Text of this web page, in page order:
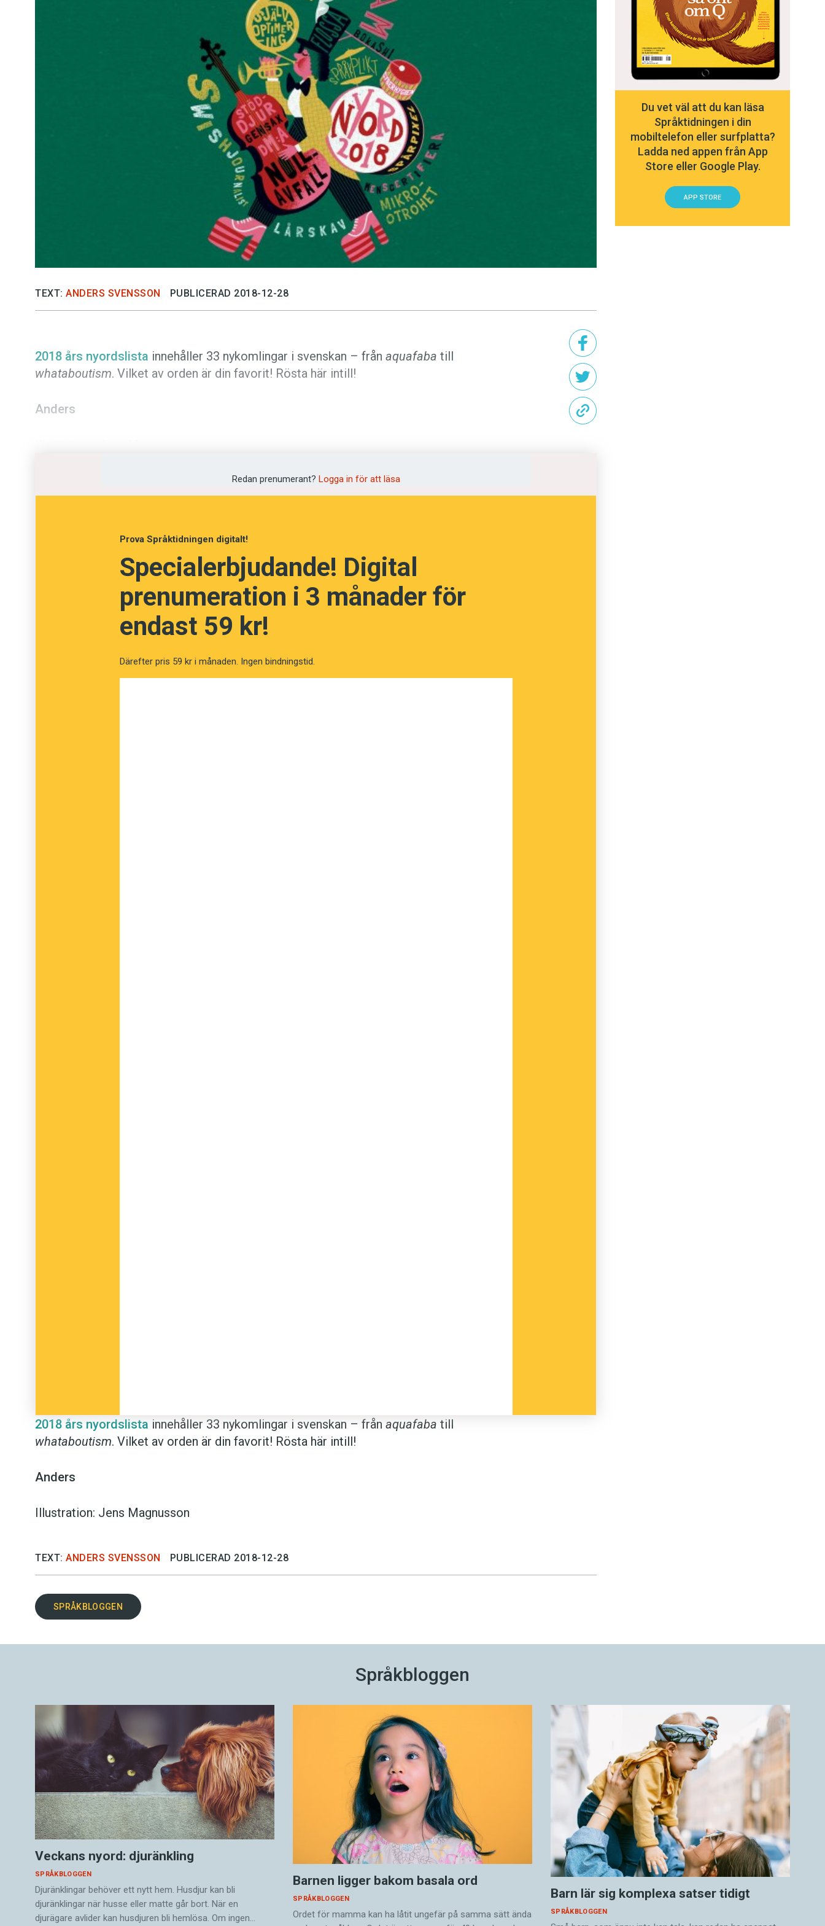
Podden
Anmäl till språkpolisen
Föreslå nyord
Annonsera
Prenumerera
Läs Språktidningen digitalt
TEXT: ANDERS SVENSSON PUBLICERAD 2018-12-28
2018 års nyordslista innehåller 33 nykomlingar i svenskan – från aquafaba till
whataboutism. Vilket av orden är din favorit! Rösta här intill!
Anders
Redan prenumerant? Logga in för att läsa
Prova Språktidningen digitalt!
Specialerbjudande! Digital
prenumeration i 3 månader för
endast 59 kr!
Därefter pris 59 kr i månaden. Ingen bindningstid.
2018 års nyordslista innehåller 33 nykomlingar i svenskan – från aquafaba till
whataboutism. Vilket av orden är din favorit! Rösta här intill!
Anders
Illustration: Jens Magnusson
TEXT: ANDERS SVENSSON PUBLICERAD 2018-12-28
SPRÅKBLOGGEN
Du vet väl att du kan läsa
Språktidningen i din
mobiltelefon eller surfplatta?
Ladda ned appen från App
Store eller Google Play.
APP STORE
Språkbloggen
Veckans nyord: djuränkling
SPRÅKBLOGGEN
Djuränklingar behöver ett nytt hem. Husdjur kan bli
djuränklingar när husse eller matte går bort. När en
djurägare avlider kan husdjuren bli hemlösa. Om ingen…
Barnen ligger bakom basala ord
SPRÅKBLOGGEN
Ordet för mamma kan ha låtit ungefär på samma sätt ända
Barn lär sig komplexa satser tidigt
SPRÅKBLOGGEN